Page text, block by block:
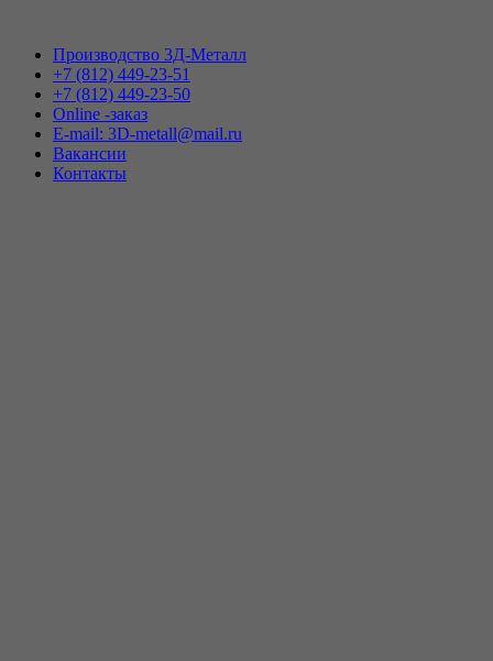
Производство 3Д-Металл
+7 (812) 449-23-51
+7 (812) 449-23-50
Online -заказ
E-mail: 3D-metall@mail.ru
Вакансии
Контакты